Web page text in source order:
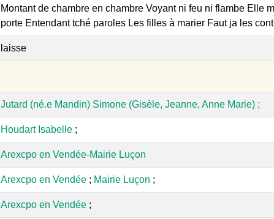
Montant de chambre en chambre Voyant ni feu ni flambe Elle
porte Entendant tché paroles Les filles à marier Faut ja les
laisse
Jutard (né.e Mandin) Simone (Gisèle, Jeanne, Anne Marie) ;
Houdart Isabelle ;
Arexcpo en Vendée-Mairie Luçon
Arexcpo en Vendée ; Mairie Luçon ;
Arexcpo en Vendée ;